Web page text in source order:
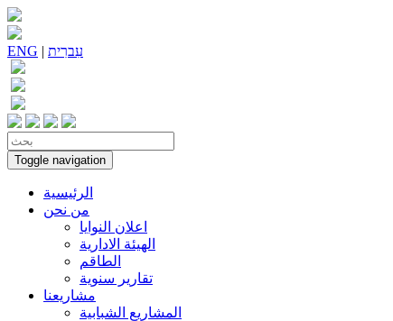
ENG | עִברִית
Toggle navigation
الرئيسية
من نحن
اعلان النوايا
الهيئة الادارية
الطاقم
تقارير سنوية
مشاريعنا
المشاريع الشبابية